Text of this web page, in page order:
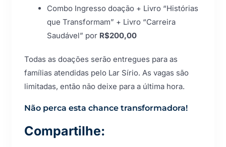
Combo Ingresso doação + Livro “Histórias
que Transformam” + Livro “Carreira
Saudável” por R$200,00
Todas as doações serão entregues para as
famílias atendidas pelo Lar Sírio. As vagas são
limitadas, então não deixe para a última hora.
Não perca esta chance transformadora!
Compartilhe: